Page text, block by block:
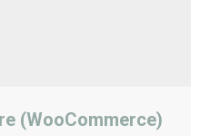
(WooCommerce)